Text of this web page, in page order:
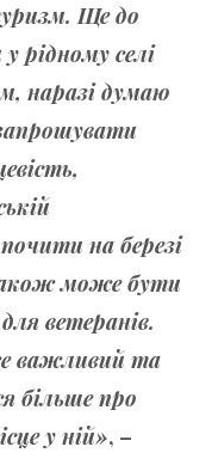
Ще до
рідному селі
наразі думаю
на березі
може бути
ветеранів.
важливий та
більше про
у ній», –